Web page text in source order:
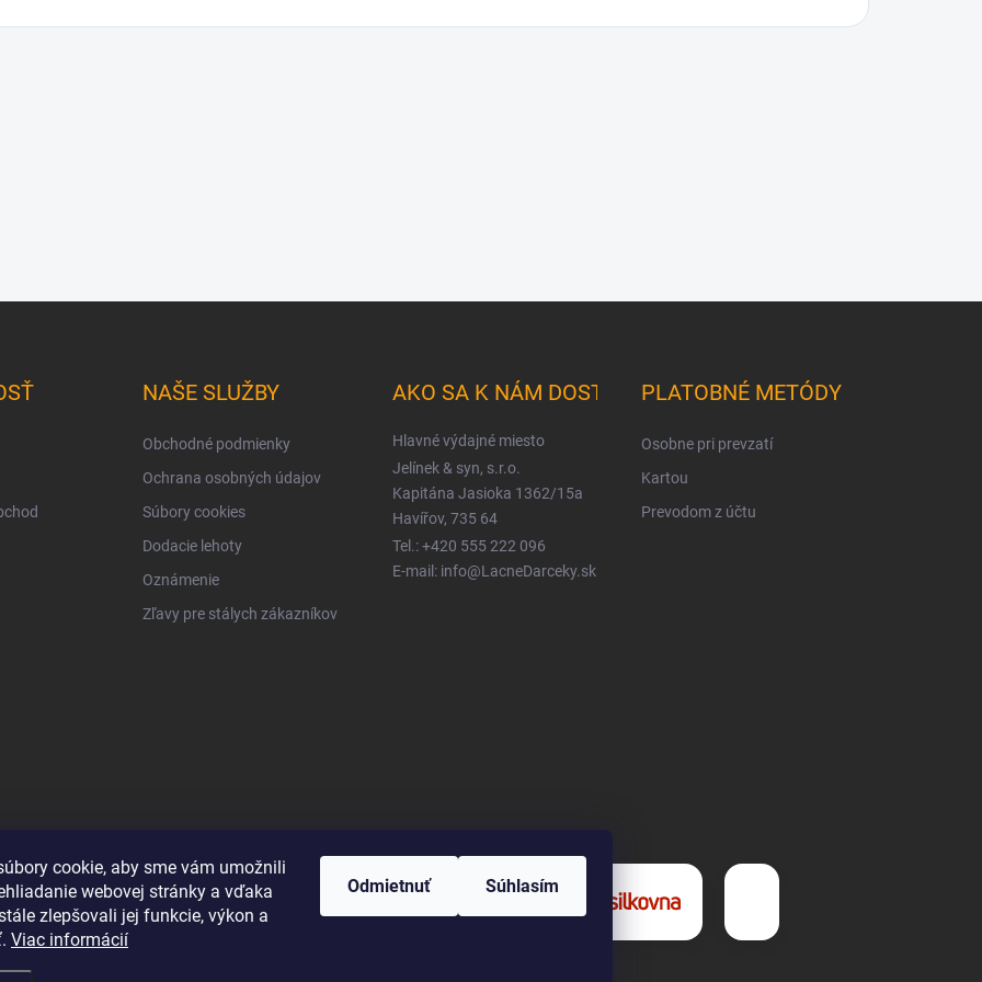
cookie, aby sme vám umožnili
webovej stránky a vďaka
zlepšovali jej funkcie, výkon a
Viac informácií
Odmietnuť Súhlasím
NAŠE SLUŽBY
Obchodné podmienky
Ochrana osobných údajov
Súbory cookies
Dodacie lehoty
Oznámenie
Zľavy pre stálych zákazníkov
AKO SA K NÁM DOSTANETE
Hlavné výdajné miesto
Jelínek & syn, s.r.o.
Kapitána Jasioka 1362/15a
Havířov, 735 64
Tel.: +420 555 222 096
E-mail: info@LacneDarceky.sk
PLATOBNÉ METÓDY
Osobne pri prevzatí
Kartou
Prevodom z účtu